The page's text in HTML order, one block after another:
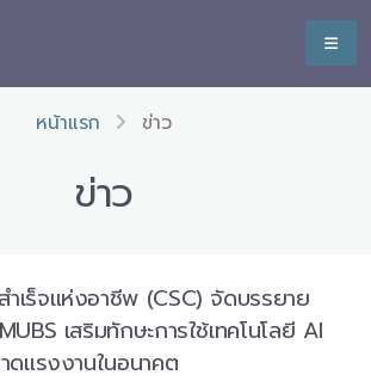
หน้าแรก ข่าว
ข่าว
เร็จแห่งอาชีพ (CSC) จัดบรรยาย
เสริมทักษะการใช้เทคโนโลยี AI
แรงงานในอนาคต